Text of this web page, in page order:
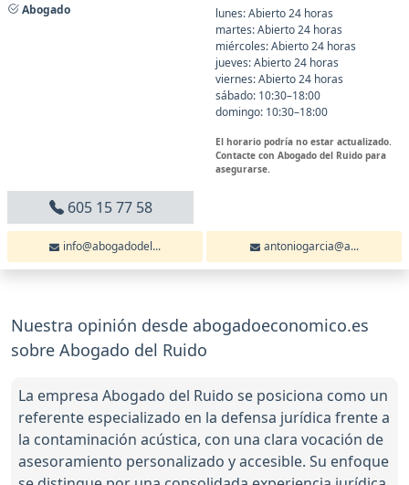
Abogado
lunes: Abierto 24 horas
martes: Abierto 24 horas
miércoles: Abierto 24 horas
jueves: Abierto 24 horas
viernes: Abierto 24 horas
sábado: 10:30–18:00
domingo: 10:30–18:00
El horario podría no estar actualizado.
Contacte con Abogado del Ruido para
asegurarse.
605 15 77 58
info@abogadodel... antoniogarcia@a...
Nuestra opinión desde abogadoeconomico.es
sobre Abogado del Ruido
La empresa Abogado del Ruido se posiciona como un
referente especializado en la defensa jurídica frente a
la contaminación acústica, con una clara vocación de
asesoramiento personalizado y accesible. Su enfoque